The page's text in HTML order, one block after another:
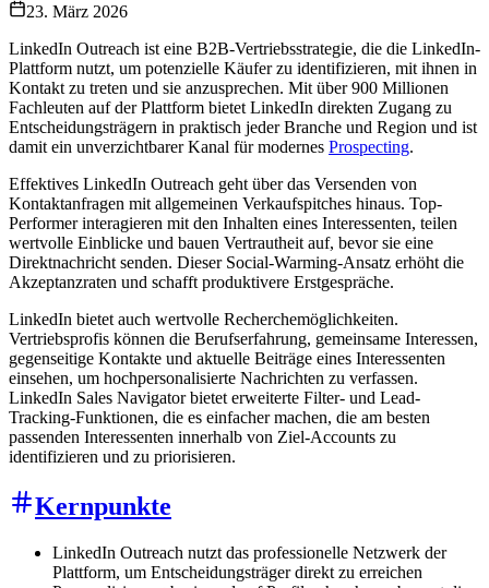
23. März 2026
LinkedIn Outreach ist eine B2B-Vertriebsstrategie, die die LinkedIn-
Plattform nutzt, um potenzielle Käufer zu identifizieren, mit ihnen in
Kontakt zu treten und sie anzusprechen. Mit über 900 Millionen
Fachleuten auf der Plattform bietet LinkedIn direkten Zugang zu
Entscheidungsträgern in praktisch jeder Branche und Region und ist
damit ein unverzichtbarer Kanal für modernes Prospecting.
Effektives LinkedIn Outreach geht über das Versenden von
Kontaktanfragen mit allgemeinen Verkaufspitches hinaus. Top-
Performer interagieren mit den Inhalten eines Interessenten, teilen
wertvolle Einblicke und bauen Vertrautheit auf, bevor sie eine
Direktnachricht senden. Dieser Social-Warming-Ansatz erhöht die
Akzeptanzraten und schafft produktivere Erstgespräche.
LinkedIn bietet auch wertvolle Recherchemöglichkeiten.
Vertriebsprofis können die Berufserfahrung, gemeinsame Interessen,
gegenseitige Kontakte und aktuelle Beiträge eines Interessenten
einsehen, um hochpersonalisierte Nachrichten zu verfassen.
LinkedIn Sales Navigator bietet erweiterte Filter- und Lead-
Tracking-Funktionen, die es einfacher machen, die am besten
passenden Interessenten innerhalb von Ziel-Accounts zu
identifizieren und zu priorisieren.
Kernpunkte
LinkedIn Outreach nutzt das professionelle Netzwerk der
Plattform, um Entscheidungsträger direkt zu erreichen